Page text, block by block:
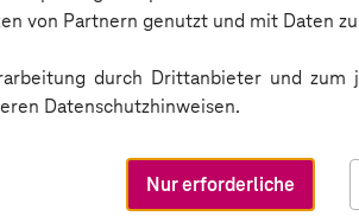
von Partnern genutzt und mit Daten
durch Drittanbieter und
Datenschutzhinweisen.
Nur erforderliche